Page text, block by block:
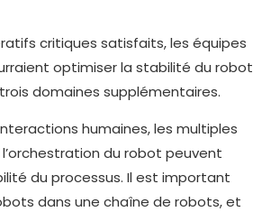
critiques satisfaits, les équipes
optimiser la stabilité du robot
domaines supplémentaires.
humaines, les multiples
du robot peuvent
du processus. Il est important
dans une chaîne de robots, et